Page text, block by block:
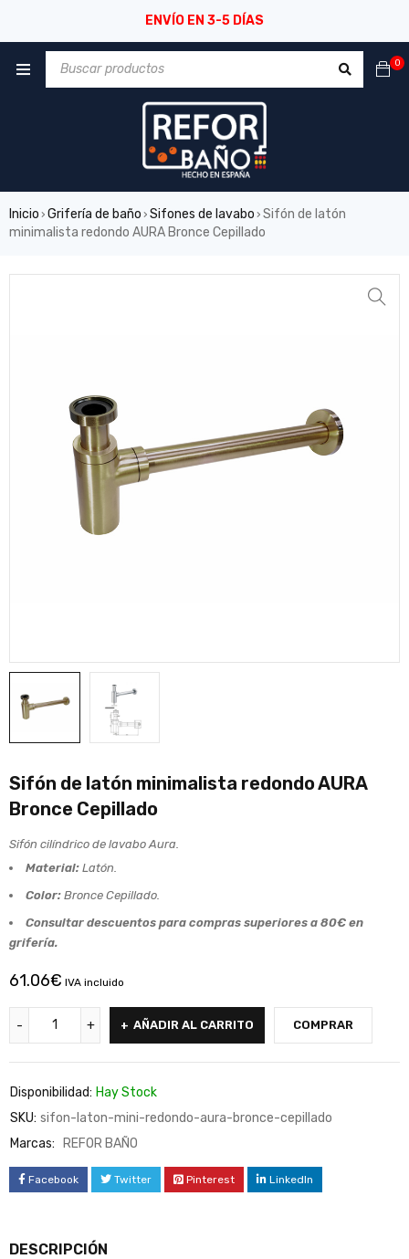
ENVÍO EN 3-5 DÍAS
0
Inicio › Grifería de baño › Sifones de lavabo › Sifón de latón
minimalista redondo AURA Bronce Cepillado
Sifón de latón minimalista redondo AURA
Bronce Cepillado
Sifón cilíndrico de lavabo Aura.
Material: Latón.
Color: Bronce Cepillado.
Consultar descuentos para compras superiores a 80€ en
grifería.
61.06€ IVA incluido
AÑADIR AL CARRITO COMPRAR
Disponibilidad: Hay Stock
SKU: sifon-laton-mini-redondo-aura-bronce-cepillado
Marcas:
REFOR BAÑO
Facebook Twitter Pinterest LinkedIn
DESCRIPCIÓN